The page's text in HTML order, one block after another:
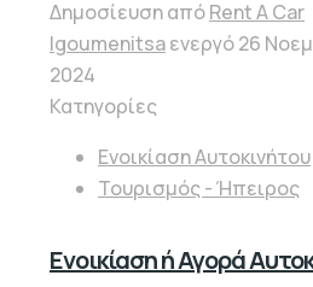
Δημοσίευση απόRent A Car
Igoumenitsaενεργό26
2024
Κατηγορίες
Ενοικίαση Αυτοκινήτου
Τουρισμός - Ήπειρος
Ενοικίαση ή Αγορά